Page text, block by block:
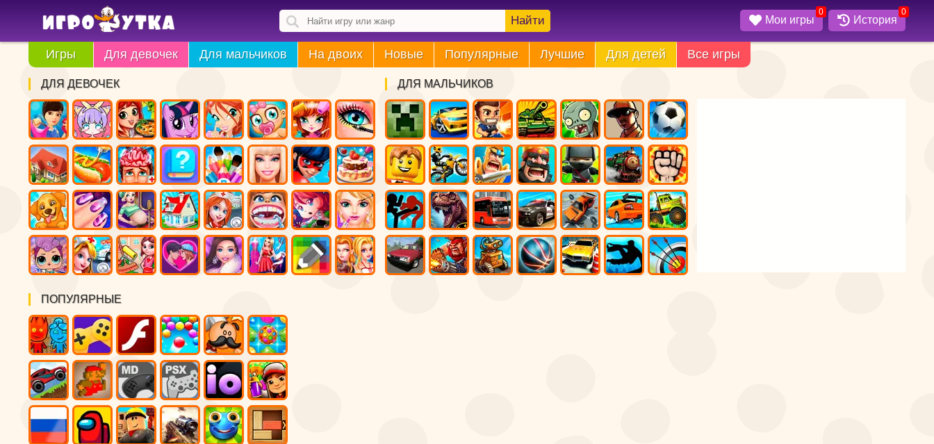
Найти Мои игры
0
История
0
Игры Для девочек Для мальчиков На двоих Новые Популярные Лучшие Для детей Все игры
ДЛЯ МАЛЬЧИКОВ
ДЛЯ ДЕВОЧЕК
ПОПУЛЯРНЫЕ